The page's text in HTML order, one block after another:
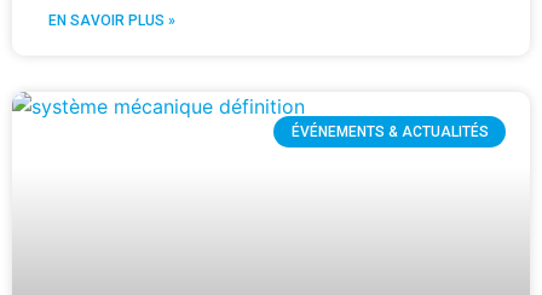
EN SAVOIR PLUS »
ÉVÉNEMENTS & ACTUALITÉS